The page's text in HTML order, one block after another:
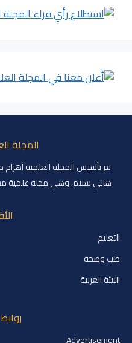
المجلة
هاني سلام، وهي مجلة علمية
التعليم
طب وصحة
البيئة العربية
Advertisement